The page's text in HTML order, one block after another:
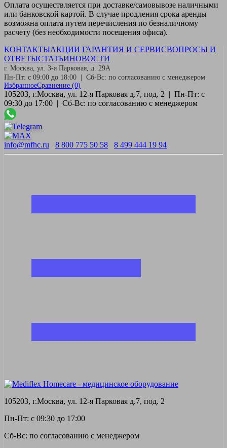
Оплата осуществляется при доставке/самовывозе наличными
или банковской картой. В случае продления срока аренды
возможна оплата путем перечисления по безналичному
расчету (без необходимости посещения офиса).
КОНТАКТЫАКЦИИ ГАРАНТИЯ И СЕРВИСВОПРОСЫ И
ОТВЕТЫСТАТЬИНОВОСТИ
г. Москва, ул. 3-я Парковая, д. 29А
Пн-Пт: с 09:00 до 18:00 | Сб-Вс: по согласованию с менеджером
ИзбранноеСравнение (0)
105203, г.Москва, ул. 12-я Парковая д.7, под. 2 | Пн-Пт: с
09:30 до 17:00 | Сб-Вс: по согласованию с менеджером
info@mfhc.ru 8 800 775 50 58 8 499 444 19 94
105203, г.Москва, ул. 12-я Парковая д.7, под. 2
Пн-Пт: с 09:30 до 17:00
Сб-Вс: по согласованию с менеджером